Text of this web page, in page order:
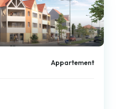
Appartement